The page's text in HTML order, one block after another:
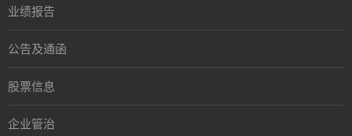
业绩报告
公告及通函
股票信息
企业管治